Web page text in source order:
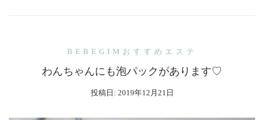
BEBEGIMおすすめエステ
わんちゃんにも泡パックがあります♡
投稿日: 2019年12月21日